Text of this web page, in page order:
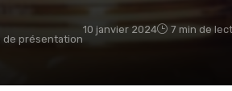
de présentation
10 janvier 2024 7 min de